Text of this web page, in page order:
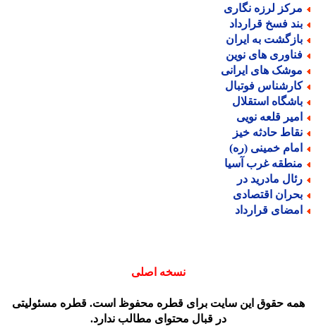
لرزه نگاری
فسخ قرارداد
به ایران
های نوین
های ایرانی
فوتبال
استقلال
قلعه نویی
حادثه خیز
خمینی (ره)
غرب آسیا
مادرید در
اقتصادی
قرارداد
نسخه اصلی
حقوق این سایت برای قطره محفوظ است. قطره مسئولیتی
در قبال محتوای مطالب ندارد.